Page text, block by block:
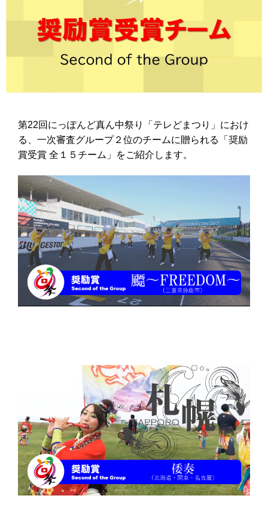
第22回にっぽんど真ん中祭り「テレどまつり」におけ
る、一次審査グループ２位のチームに贈られる「奨励
賞受賞 全１５チーム」をご紹介します。